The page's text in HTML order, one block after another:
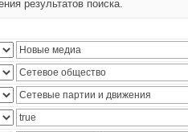
результатов поиска.